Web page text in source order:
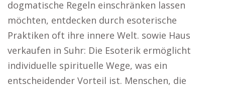
dogmatische Regeln einschränken lassen
möchten, entdecken durch esoterische
Praktiken oft ihre innere Welt. sowie Haus
verkaufen in Suhr: Die Esoterik ermöglicht
individuelle spirituelle Wege, was ein
entscheidender Vorteil ist. Menschen, die